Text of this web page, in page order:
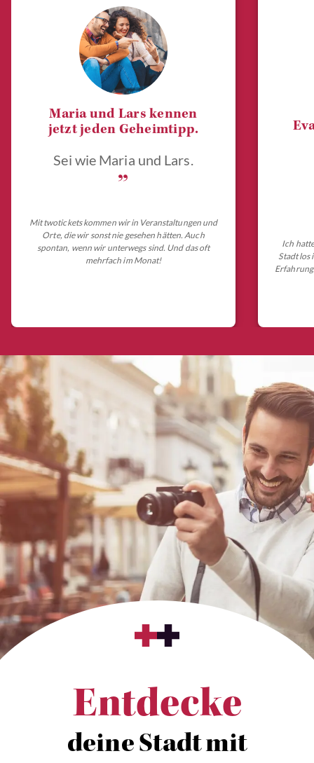
Maria und Lars kennen
jetzt jeden Geheimtipp.
Sei wie Maria und Lars.
„
Mit twotickets kommen wir in Veranstaltungen und
Orte, die wir sonst nie gesehen hätten. Auch
spontan, wenn wir unterwegs sind. Und das oft
mehrfach im Monat!
Ich
Stadt los
Entdecke
deine Stadt mit